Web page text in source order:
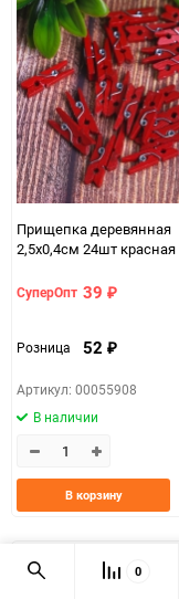
Прищепка деревянная
2,5х0,4см 24шт красная
СуперОпт 39 ₽
Розница 52 ₽
Артикул: 00055908
В наличии
В корзину
0